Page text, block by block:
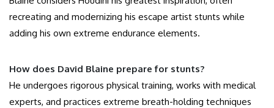
recreating and modernizing his escape artist stunts while
adding his own extreme endurance elements.
How does David Blaine prepare for stunts?
He undergoes rigorous physical training, works with medical
experts, and practices extreme breath-holding techniques